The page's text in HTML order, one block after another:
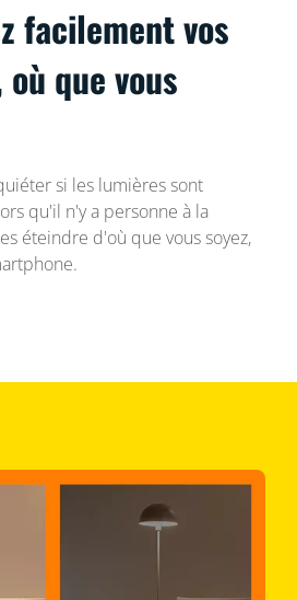
facilement vos
que vous
si les lumières sont
qu'il n'y a personne à la
éteindre d'où que vous soyez,